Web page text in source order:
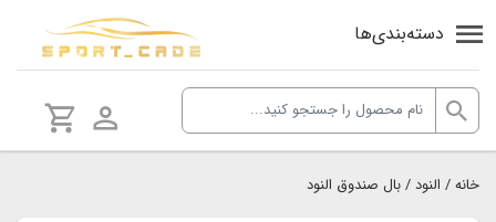
دسته‌بندی‌ها
خانه/ النود/ بال صندوق النود